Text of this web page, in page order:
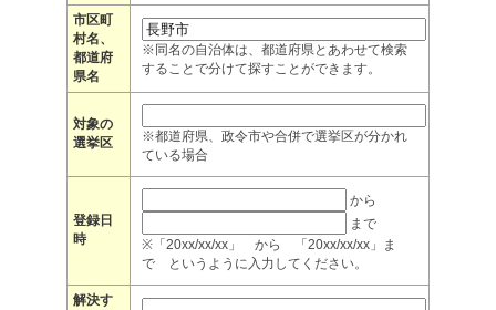
市区町
村名、
都道府
県名
※同名の自治体は、都道府県とあわせて検索
することで分けて探すことができます。
対象の
選挙区
※都道府県、政令市や合併で選挙区が分かれ
ている場合
登録日
時
から
まで
※「20xx/xx/xx」 から 「20xx/xx/xx」ま
で というように入力してください。
解決す